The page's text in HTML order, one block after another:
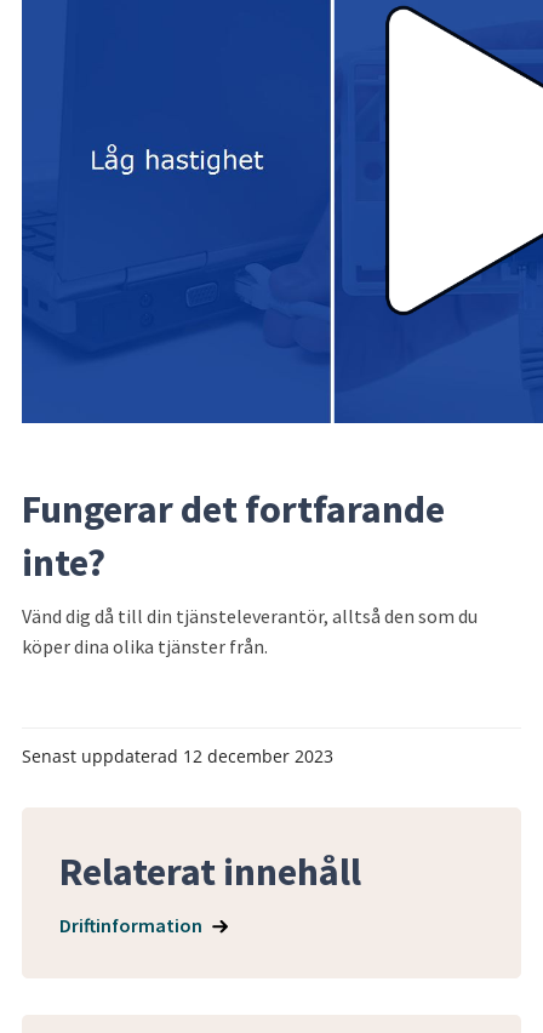
Fungerar det fortfarande
inte?
Vänd dig då till din tjänsteleverantör, alltså den som du
köper dina olika tjänster från.
Senast uppdaterad 12 december 2023
Relaterat innehåll
Driftinformation